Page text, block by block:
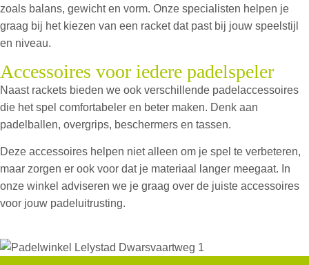
zoals balans, gewicht en vorm. Onze specialisten helpen je
graag bij het kiezen van een racket dat past bij jouw speelstijl
en niveau.
Accessoires voor iedere padelspeler
Naast rackets bieden we ook verschillende padelaccessoires
die het spel comfortabeler en beter maken. Denk aan
padelballen, overgrips, beschermers en tassen.
Deze accessoires helpen niet alleen om je spel te verbeteren,
maar zorgen er ook voor dat je materiaal langer meegaat. In
onze winkel adviseren we je graag over de juiste accessoires
voor jouw padeluitrusting.